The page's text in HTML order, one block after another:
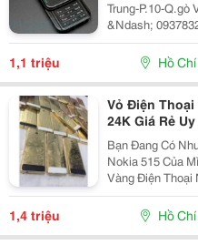
Trung-P.10-Q.gò
&Ndash;
Qua
;Https://
1,1 triệu Hồ
Vỏ Điện Thoại
24K Giá Rẻ
Bạn Đang Có
Nokia 515 Của
Vàng Điện Thoại
Hồ Chí Minh .
Vàng Bao
1,4 triệu Hồ